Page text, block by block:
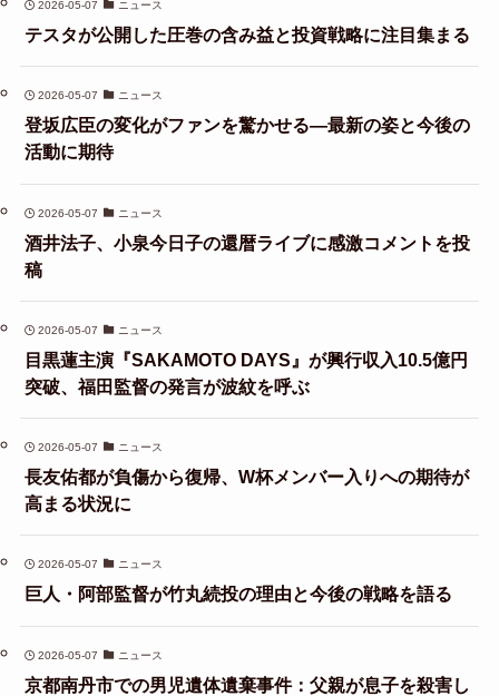
2026-05-07 ニュース
テスタが公開した圧巻の含み益と投資戦略に注目集まる
2026-05-07 ニュース
登坂広臣の変化がファンを驚かせる—最新の姿と今後の
活動に期待
2026-05-07 ニュース
酒井法子、小泉今日子の還暦ライブに感激コメントを投
稿
2026-05-07 ニュース
目黒蓮主演『SAKAMOTO DAYS』が興行収入10.5億円
突破、福田監督の発言が波紋を呼ぶ
2026-05-07 ニュース
長友佑都が負傷から復帰、W杯メンバー入りへの期待が
高まる状況に
2026-05-07 ニュース
巨人・阿部監督が竹丸続投の理由と今後の戦略を語る
2026-05-07 ニュース
京都南丹市での男児遺体遺棄事件：父親が息子を殺害し